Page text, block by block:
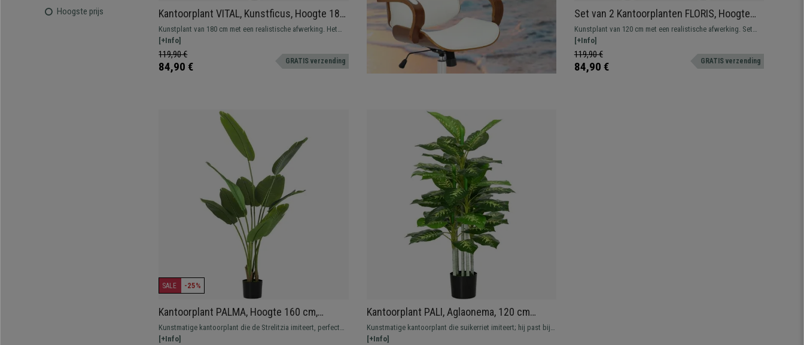
Hoogste prijs
Kantoorplant VITAL, Kunstficus, Hoogte 180
cm, Inclusief Pot
Kunstplant van 180 cm met een realistische afwerking. Het
brengt frisheid, elegantie en een permanent vleugje groen in
uw kantoor, zonder dat onderhoud nodig is.
[+Info]
119,90 €
84,90 € GRATIS verzending
Set van 2 Kantoorplanten FLORIS, Hoogte
120 cm, Kunstmatige Bamboe met Pot
Inbegrepen.
Kunstplant van 120 cm met een realistische afwerking. Set
van twee prachtige bamboeplanten om uw kantoor te
decoreren en een vleugje frisheid aan elke omgeving toe te
voegen.
[+Info]
119,90 €
84,90 € GRATIS verzending
SALE -25%
Kantoorplant PALMA, Hoogte 160 cm,
Kunstmatige Bananenplant met Pot
Inbegrepen.
Kunstmatige kantoorplant die de Strelitzia imiteert, perfect
om elke omgeving een exotisch tintje te geven.
[+Info]
Kantoorplant PALI, Aglaonema, 120 cm
Hoog, met Zwarte Pot, Groen
Kunstmatige kantoorplant die suikerriet imiteert; hij past bij
elk type meubilair en is ideaal voor binnenruimtes.
[+Info]